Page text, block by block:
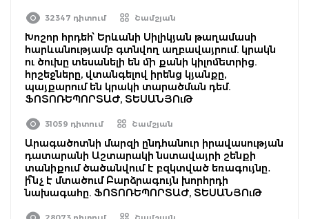
32347 դիտում Շամշյան
Խոշոր հրդեհ՝ Երևանի Սիլիկյան թաղամասի
հարևանությամբ գտնվող աղբավայրում. կրակն
ու ծուխը տեսանելի են մի քանի կիլոմետրից.
հրշեջները, վտանգելով իրենց կյանքը,
պայքարում են կրակի տարածման դեմ.
ՖՈՏՈՌԵՊՈՐՏԱԺ, ՏԵՍԱՆՅՈւԹ
31059 դիտում Շամշյան
Արագածոտնի մարզի ընդհանուր իրավասության
դատարանի Աշտարակի նստավայրի շենքի
տանիքում ծածանվում է բզկտված եռագույնը․
ի՞նչ է մտածում Բարձրագույն խորհրդի
նախագահը. ՖՈՏՈՌԵՊՈՐՏԱԺ, ՏԵՍԱՆՅՈւԹ